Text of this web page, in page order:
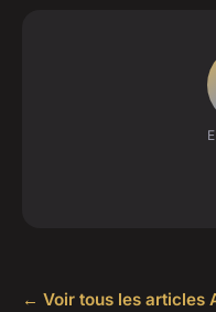
← Voir tous les articles